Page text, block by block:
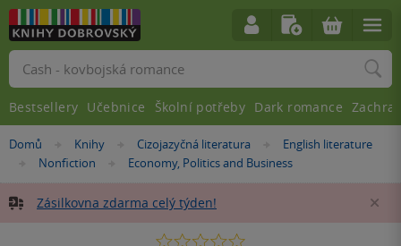
Nacházíte
Domů »Knihy »Cizojazyčná literatura »English literature
»
Nonfiction »
Economy, Politics and Business
Zásilkovna zdarma celý týden!
0.0
Vyhledávání
Bestsellery Učebnice Školní potřeby Dark romance